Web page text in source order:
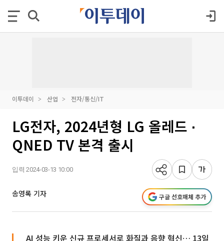
이투데이 산업 전자/통신/IT
LG전자, 2024년형 LG 올레드 ∙
QNED TV 본격 출시
입력 2024-03-13 10:00
송영록 기자 구글 선호매체 추가
AI 성능 키운 신규 프로세서로 화질과 음향 혁신… 13일